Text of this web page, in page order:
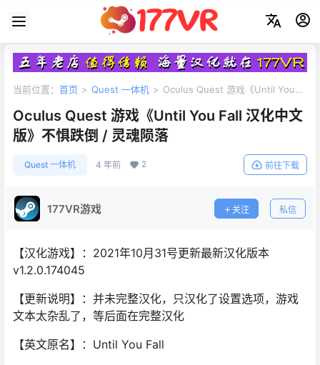
当前位置： 首页 > Quest 一体机 > Oculus Quest 游戏《Until You
Oculus Quest 游戏《Until You Fall 汉化中文
版》不惧跌倒 / 灵魂陨落
Quest 一体机 4 年前 2 前往下载
177VR游戏 关注 私信
【汉化游戏】：2021年10月31号更新最新汉化版本
v1.2.0.174045
【更新说明】：并未完整汉化，只汉化了设置选项，游戏
文本太杂乱了，等后面在完整汉化
【英文原名】：Until You Fall